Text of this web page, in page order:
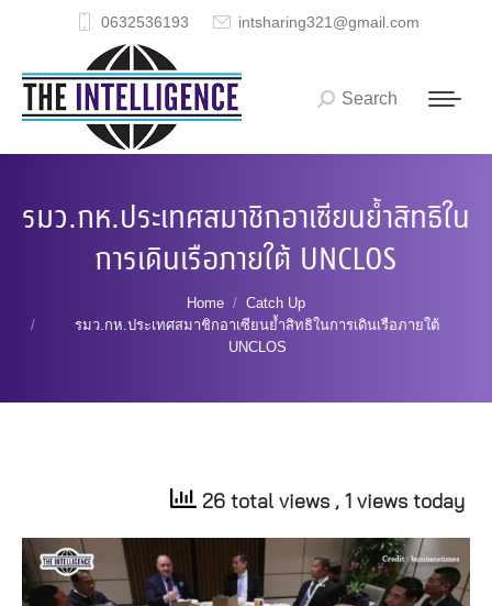
0632536193 intsharing321@gmail.com
Search:
Search
รมว.กห.ประเทศสมาชิกอาเซียนย้ำสิทธิใน
การเดินเรือภายใต้ UNCLOS
Home
Catch Up
รมว.กห.ประเทศสมาชิกอาเซียนย้ำสิทธิในการเดินเรือภายใต้
UNCLOS
26 total views , 1 views today